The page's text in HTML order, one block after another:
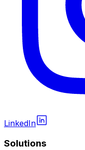
LinkedIn
Solutions